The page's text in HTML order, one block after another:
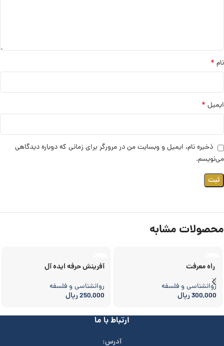
نام *
ایمیل *
ذخیره نام، ایمیل و وبسایت من در مرورگر برای زمانی که دوباره دیدگاهی
می‌نویسم.
محصولات مشابه
راه معرفت
روانشناسی و فلسفه
300,000ریال
آفرینش حرفه ایده ­آل
روانشناسی و فلسفه
250,000ریال
ارتباط با ما
آدرس: